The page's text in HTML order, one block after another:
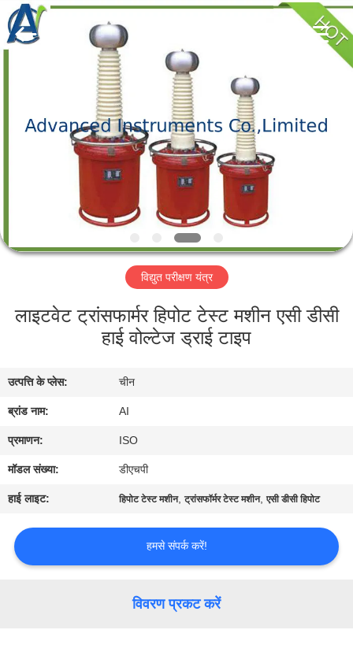
उत्पादों
में
भ्रमण
नियंत्रण
संपर्क
करें
मामलों
Advanced
Instruments
Co.,Limited.
All
Rights
विद्युत परीक्षण यंत्र
लाइटवेट ट्रांसफार्मर हिपोट टेस्ट मशीन एसी डीसी
हाई वोल्टेज ड्राई टाइप
उत्पत्ति के प्लेस: चीन
ब्रांड नाम: AI
प्रमाणन: ISO
मॉडल संख्या: डीएचपी
हाई लाइट: हिपोट टेस्ट मशीन,ट्रांसफॉर्मर टेस्ट मशीन,एसी डीसी हिपोट
हमसे संपर्क करें!
विवरण प्रकट करें